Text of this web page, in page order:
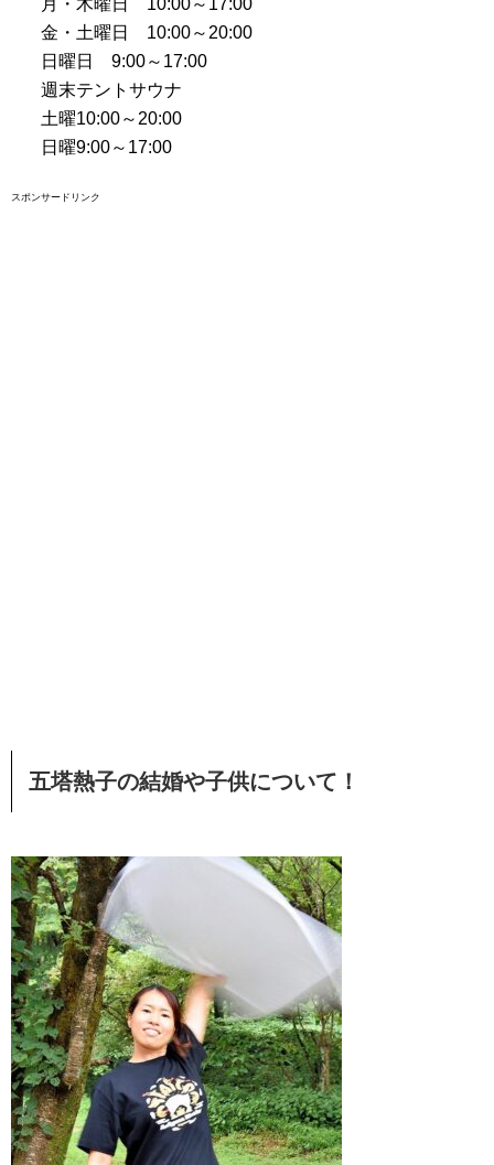
月・木曜日 10:00～17:00
金・土曜日 10:00～20:00
日曜日 9:00～17:00
週末テントサウナ
土曜10:00～20:00
日曜9:00～17:00
スポンサードリンク
五塔熱子の結婚や子供について！